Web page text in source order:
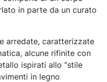
in parte da un curato
arredate, caratterizzate
alcune rifinite con
ispirati allo “stile
in legno